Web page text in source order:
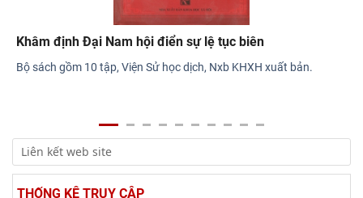
Đại Nam hội điển sự lệ tục biên
10 tập, Viện Sử học dịch, Nxb KHXH xuất bản.